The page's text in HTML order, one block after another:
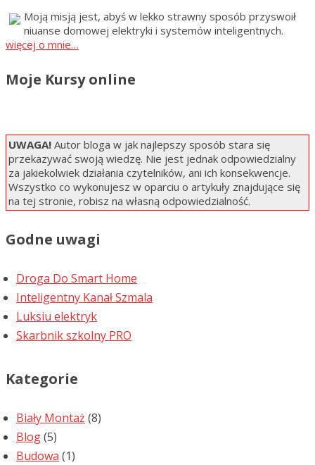
Moją misją jest, abyś w lekko strawny sposób przyswoił
niuanse domowej elektryki i systemów inteligentnych.
więcej o mnie…
Moje Kursy online
UWAGA! Autor bloga w jak najlepszy sposób stara się
przekazywać swoją wiedzę. Nie jest jednak odpowiedzialny
za jakiekolwiek działania czytelników, ani ich konsekwencje.
Wszystko co wykonujesz w oparciu o artykuły znajdujące się
na tej stronie, robisz na własną odpowiedzialność.
Godne uwagi
Droga Do Smart Home
Inteligentny Kanał Szmala
Luksiu elektryk
Skarbnik szkolny PRO
Kategorie
Biały Montaż (8)
Blog(5)
Budowa (1)